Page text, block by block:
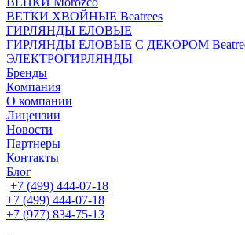
ВЕТКИ ХВОЙНЫЕ Beatrees
ГИРЛЯНДЫ ЕЛОВЫЕ
ГИРЛЯНДЫ ЕЛОВЫЕ С ДЕКОРОМ
ЭЛЕКТРОГИРЛЯНДЫ
Бренды
Компания
О компании
Лицензии
Новости
Партнеры
Контакты
Блог
+7 (499) 444-07-18
+7 (499) 444-07-18
+7 (977) 834-75-13